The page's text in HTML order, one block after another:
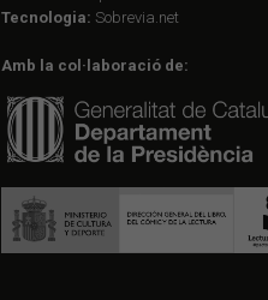
Tecnologia: Sobrevia.net
Amb la col·laboració de: